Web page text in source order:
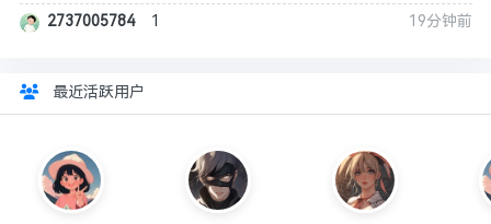
2737005784 1 19分钟前
最近活跃用户